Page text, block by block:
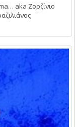
aka Ζορζίνιο